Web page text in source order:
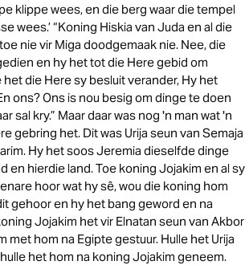
klippe wees, en die berg waar die tempel
wees.’ “Koning Hiskia van Juda en al die
nie vir Miga doodgemaak nie. Nee, die
en hy het tot die Here gebid om
die Here sy besluit verander, Hy het
ons? Ons is nou besig om dinge te doen
sal kry.” Maar daar was nog 'n man wat 'n
gebring het. Dit was Urija seun van Semaja
Hy het soos Jeremia dieselfde dinge
en hierdie land. Toe koning Jojakim en al sy
hoor wat hy sê, wou die koning hom
gehoor en hy het bang geword en na
Jojakim het vir Elnatan seun van Akbor
met hom na Egipte gestuur. Hulle het Urija
het hom na koning Jojakim geneem.